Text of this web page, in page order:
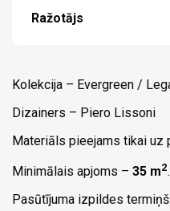
Ražotājs
Kolekcija – Evergreen /
Dizainers – Piero Lissoni
Materiāls pieejams tikai uz
Minimālais apjoms – 35 m2.
Pasūtījuma izpildes